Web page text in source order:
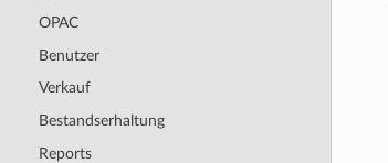
OPAC
Benutzer
Verkauf
Bestandserhaltung
Reports